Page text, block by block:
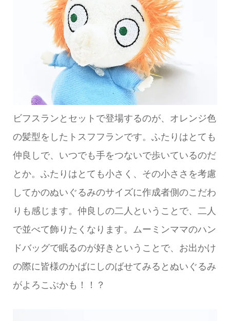
ビフスランとセットで登場するのが、オレンジ色
の髪型をしたトスフフランです。ふたりはとても
仲良しで、いつでも手をつないで歩いているのだ
とか。ふたりはとても小さく、その小ささを考慮
してかのぬいぐるみのサイズに作成者側のこだわ
りも感じます。仲良しの二人ということで、二人
で並べて飾りたくなります。ムーミンママのハン
ドバッグで眠るのが好きということで、お出かけ
の際に皆様のかばにしのばせてみるとぬいぐるみ
がよろこぶかも！！？